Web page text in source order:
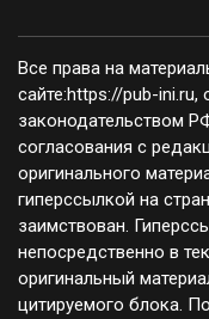
Все права на
сайте:https://pub-ini.ru,
законодательством
согласования с
оригинального
гиперссылкой на
заимствован.
непосредственно в
оригинальный
цитируемого блока.